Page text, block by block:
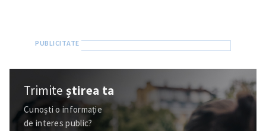
Trimiteștirea ta
Cunoști o informație
de interes public?